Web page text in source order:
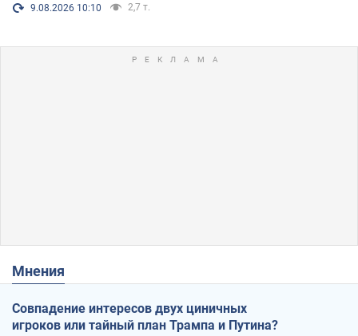
9.08.2026 10:10 2,7 т.
Мнения
Совпадение интересов двух циничных
игроков или тайный план Трампа и Путина?